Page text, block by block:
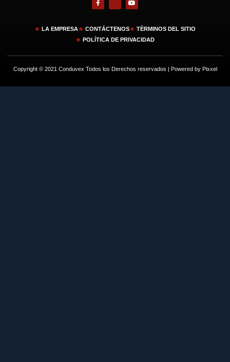
LA EMPRESA CONTÁCTENOS
TÈRMINOS DEL SITIO
POLÍTICA DE PRIVACIDAD
Copyright © 2021 Conduvex Todos los Derechos reservados | Powered by Pixxel